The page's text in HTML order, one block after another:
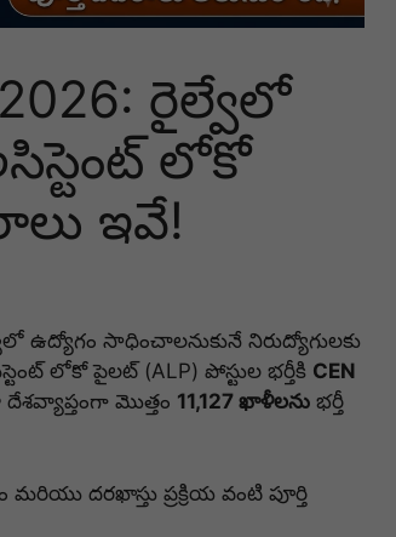
2026: రైల్వేలో
లోకో
ఇవే!
సాధించాలనుకునే నిరుద్యోగులకు
లోకో పైలట్ (ALP) పోస్టుల భర్తీకి CEN
మొత్తం 11,127 ఖాళీలను భర్తీ
దరఖాస్తు ప్రక్రియ వంటి పూర్తి